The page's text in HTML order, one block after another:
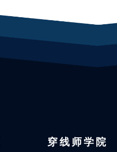
穿线师学院